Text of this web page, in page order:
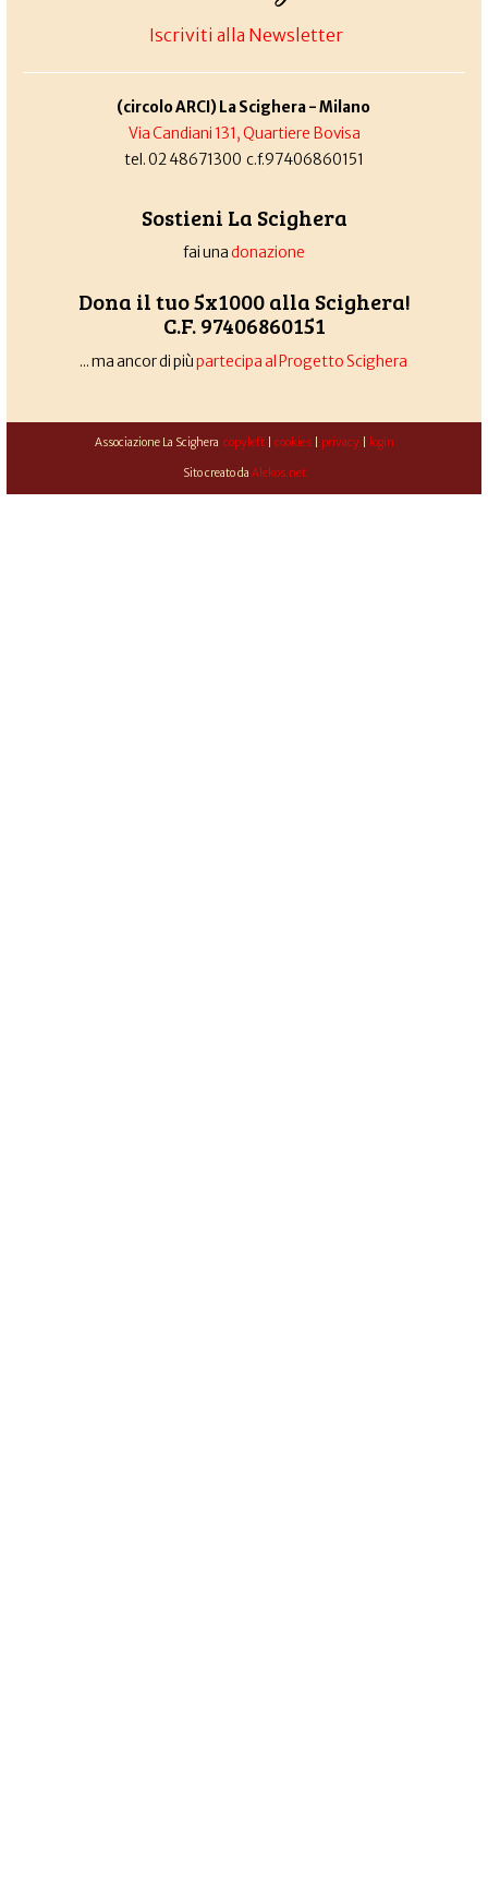
Iscriviti alla Newsletter
(circolo ARCI) La Scighera - Milano
Via Candiani 131, Quartiere Bovisa
tel. 02 48671300 c.f.97406860151
Sostieni La Scighera
fai unadonazione
Dona il tuo 5x1000 alla Scighera!
C.F. 97406860151
... ma ancor di piùpartecipa al Progetto Scighera
Associazione La Scighera copyleft| cookies| privacy| login
Sito creato da Alekos.net